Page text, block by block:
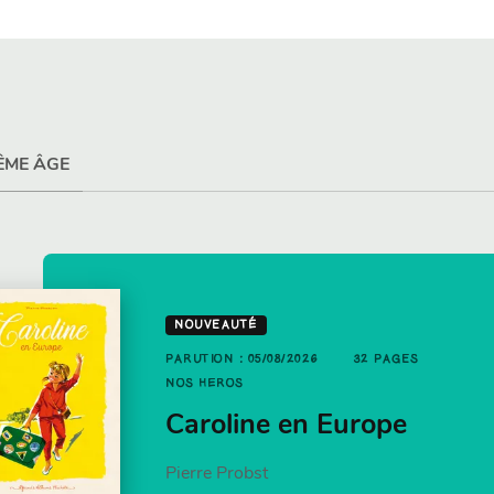
ÂGE
pizza
: 21/01/2026
HÉROS
c'est
par Jamie
NOUVEAUTÉ
PARUTION : 05/08/2026
32 PAGES
NOS HÉROS
Caroline en Europe
Pierre Probst